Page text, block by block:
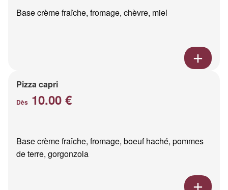
Base crème fraîche, fromage, chèvre, miel
Pizza capri
Dès 10.00 €
Base crème fraîche, fromage, boeuf haché, pommes
de terre, gorgonzola